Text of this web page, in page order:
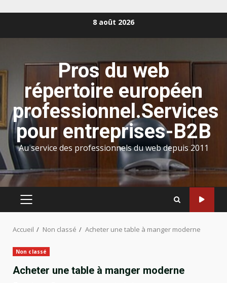
8 août 2026
Pros du web
répertoire européen
professionnel.Services
pour entreprises-B2B
Au service des professionnels du web depuis 2011
MENU
Accueil Non classé Acheter une table à manger moderne
Non classé
Acheter une table à manger moderne